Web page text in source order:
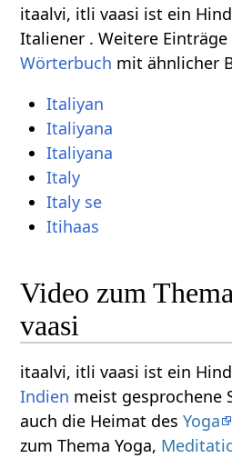
itaalvi, itli vaasi ist ein
Italiener . Weitere Einträge
Wörterbuch mit ähnlicher
Italiyan
Italiyana
Italiyana
Italy
Italy se
Itihaas
Video zum
vaasi
itaalvi, itli vaasi ist ein
Indien meist gesprochene
auch die Heimat desYoga
zum Thema Yoga,